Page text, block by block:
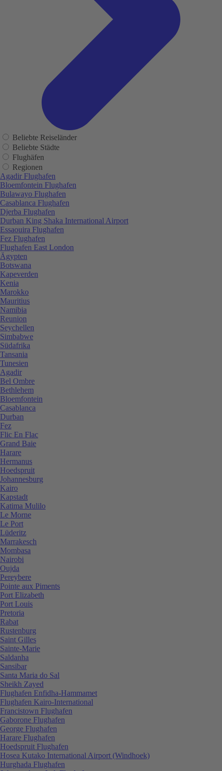
Beliebte Reiseländer
Beliebte Städte
Flughäfen
Regionen
Agadir Flughafen
Bloemfontein Flughafen
Bulawayo Flughafen
Casablanca Flughafen
Djerba Flughafen
Durban King Shaka International Airport
Essaouira Flughafen
Fez Flughafen
Flughafen East London
Ägypten
Botswana
Kapeverden
Kenia
Marokko
Mauritius
Namibia
Reunion
Seychellen
Simbabwe
Südafrika
Tansania
Tunesien
Agadir
Bel Ombre
Bethlehem
Bloemfontein
Casablanca
Durban
Fez
Flic En Flac
Grand Baie
Harare
Hermanus
Hoedspruit
Johannesburg
Kairo
Kapstadt
Katima Mulilo
Le Morne
Le Port
Lüderitz
Marrakesch
Mombasa
Nairobi
Oujda
Pereybere
Pointe aux Piments
Port Elizabeth
Port Louis
Pretoria
Rabat
Rustenburg
Saint Gilles
Sainte-Marie
Saldanha
Sansibar
Santa Maria do Sal
Sheikh Zayed
Flughafen Enfidha-Hammamet
Flughafen Kairo-International
Francistown Flughafen
Gaborone Flughafen
George Flughafen
Harare Flughafen
Hoedspruit Flughafen
Hosea Kutako International Airport (Windhoek)
Hurghada Flughafen